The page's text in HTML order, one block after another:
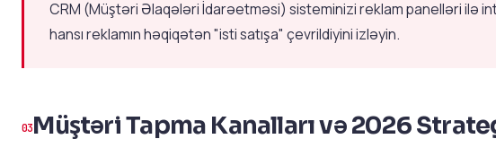
CRM (Müştəri Əlaqələri İdarəetməsi) sisteminizi reklam panelləri ilə
hansı reklamın həqiqətən "isti satışa" çevrildiyini izləyin.
Müştəri Tapma Kanalları və 2026